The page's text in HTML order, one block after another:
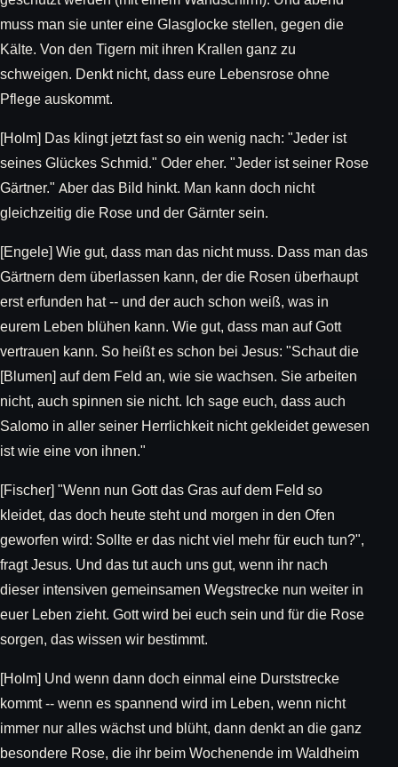
muss man sie unter eine Glasglocke stellen, gegen die
Kälte. Von den Tigern mit ihren Krallen ganz zu
schweigen. Denkt nicht, dass eure Lebensrose ohne
Pflege auskommt.
[Holm] Das klingt jetzt fast so ein wenig nach: "Jeder ist
seines Glückes Schmid." Oder eher. "Jeder ist seiner Rose
Gärtner." Aber das Bild hinkt. Man kann doch nicht
gleichzeitig die Rose und der Gärnter sein.
[Engele] Wie gut, dass man das nicht muss. Dass man das
Gärtnern dem überlassen kann, der die Rosen überhaupt
erst erfunden hat -- und der auch schon weiß, was in
eurem Leben blühen kann. Wie gut, dass man auf Gott
vertrauen kann. So heißt es schon bei Jesus: "Schaut die
[Blumen] auf dem Feld an, wie sie wachsen. Sie arbeiten
nicht, auch spinnen sie nicht. Ich sage euch, dass auch
Salomo in aller seiner Herrlichkeit nicht gekleidet gewesen
ist wie eine von ihnen."
[Fischer] "Wenn nun Gott das Gras auf dem Feld so
kleidet, das doch heute steht und morgen in den Ofen
geworfen wird: Sollte er das nicht viel mehr für euch tun?",
fragt Jesus. Und das tut auch uns gut, wenn ihr nach
dieser intensiven gemeinsamen Wegstrecke nun weiter in
euer Leben zieht. Gott wird bei euch sein und für die Rose
sorgen, das wissen wir bestimmt.
[Holm] Und wenn dann doch einmal eine Durststrecke
kommt -- wenn es spannend wird im Leben, wenn nicht
immer nur alles wächst und blüht, dann denkt an die ganz
besondere Rose, die ihr beim Wochenende im Waldheim